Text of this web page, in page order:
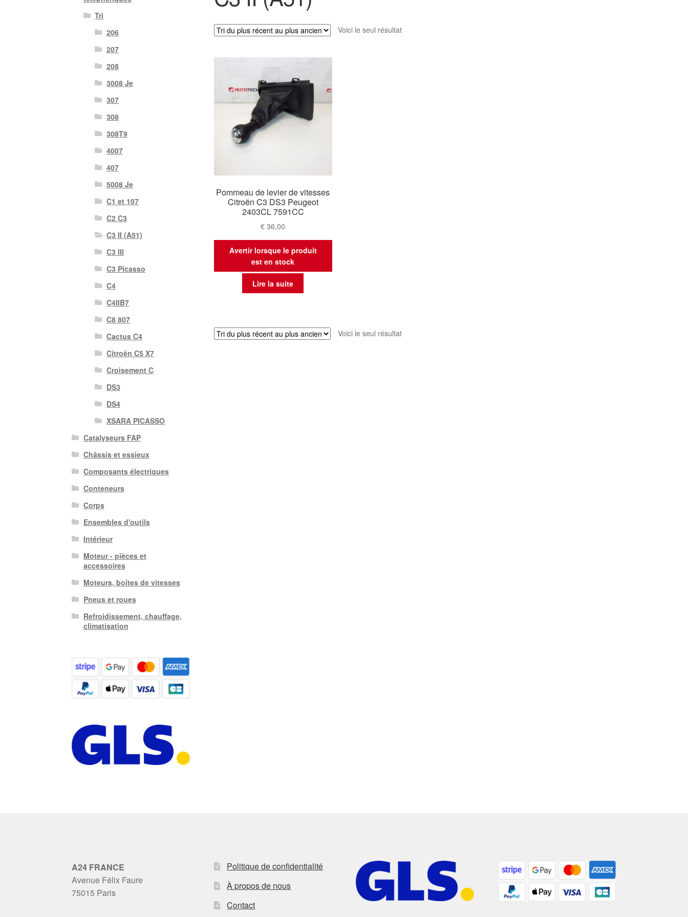
Voici le seul résultat
Pommeau de levier de vitesses
Citroën C3 DS3 Peugeot
2403CL 7591CC
€ 36,00
Avertir lorsque le produit
est en stock
Lire la suite
Voici le seul résultat
Tri
206
207
208
3008 Je
307
308
308T9
4007
407
5008 Je
C1 et 107
C2 C3
C3 II (A51)
C3 III
C3 Picasso
C4
C4IIB7
C8 807
Cactus C4
Citroën C5 X7
Croisement C
DS3
DS4
XSARA PICASSO
Catalyseurs FAP
Châssis et essieux
Composants électriques
Conteneurs
Corps
Ensembles d'outils
Intérieur
Moteur - pièces et
accessoires
Moteurs, boîtes de vitesses
Pneus et roues
Refroidissement, chauffage,
climatisation
A24 FRANCE
Avenue Félix Faure
75015 Paris
Politique de confidentialité
À propos de nous
Contact